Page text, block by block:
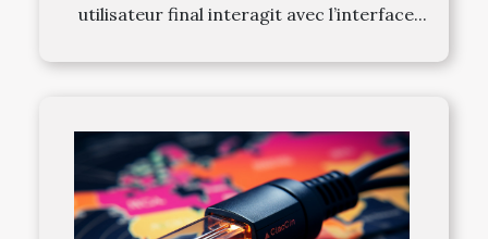
utilisateur final interagit avec l’interface...